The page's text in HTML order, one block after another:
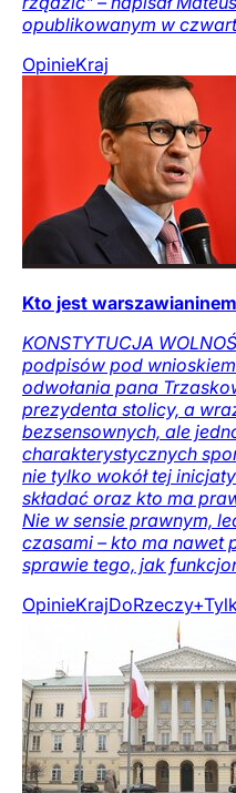
opublikowanym w
OpinieKraj
Kto jest warszawianinem
KONSTYTUCJA
podpisów pod
odwołania pana
prezydenta stolicy, a
bezsensownych, ale
charakterystycznych
nie tylko wokół tej
składać oraz kto ma
Nie w sensie prawnym,
czasami – kto ma nawet
sprawie tego, jak
OpinieKrajDoRzeczy+